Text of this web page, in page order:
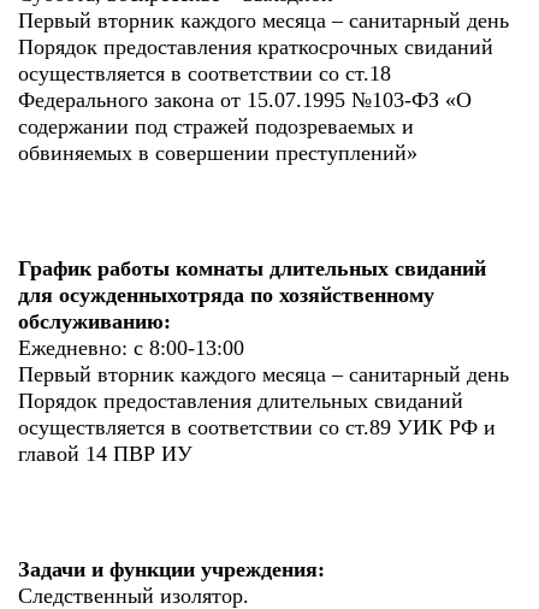
Первый вторник каждого месяца – санитарный день
Порядок предоставления краткосрочных свиданий
осуществляется в соответствии со ст.18
Федерального закона от 15.07.1995 №103-ФЗ «О
содержании под стражей подозреваемых и
обвиняемых в совершении преступлений»
График работы комнаты длительных свиданий
для осужденныхотряда по хозяйственному
обслуживанию:
Ежедневно: с 8:00-13:00
Первый вторник каждого месяца – санитарный день
Порядок предоставления длительных свиданий
осуществляется в соответствии со ст.89 УИК РФ и
главой 14 ПВР ИУ
Задачи и функции учреждения:
Следственный изолятор.